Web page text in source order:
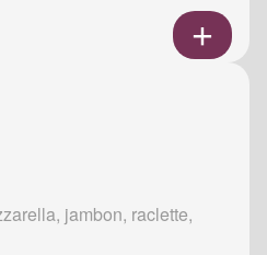
jambon, raclette,